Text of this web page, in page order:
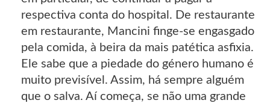
respectiva conta do hospital. De restaurante
em restaurante, Mancini finge-se engasgado
pela comida, à beira da mais patética asfixia.
Ele sabe que a piedade do género humano é
muito previsível. Assim, há sempre alguém
que o salva. Aí começa, se não uma grande